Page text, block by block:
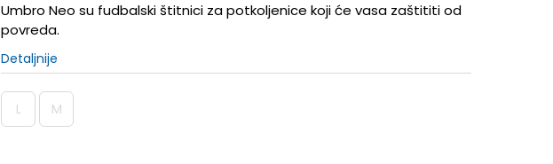
Umbro Neo su fudbalski štitnici za potkoljenice koji će vasa zaštititi od
povreda.
Detaljnije
L M